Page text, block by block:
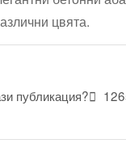
цвята.
публикация?